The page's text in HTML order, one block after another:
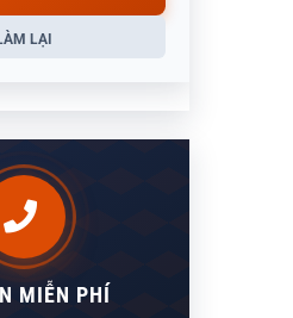
LẠI
MIỄN PHÍ